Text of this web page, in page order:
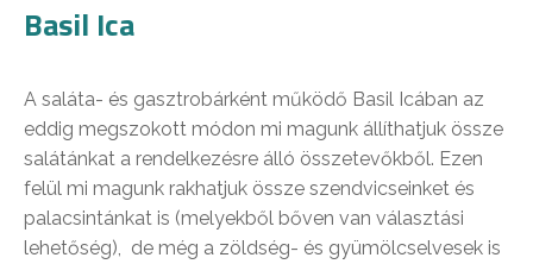
Basil Ica
A saláta- és gasztrobárként működő Basil Icában az
eddig megszokott módon mi magunk állíthatjuk össze
salátánkat a rendelkezésre álló összetevőkből. Ezen
felül mi magunk rakhatjuk össze szendvicseinket és
palacsintánkat is (melyekből bőven van választási
lehetőség), de még a zöldség- és gyümölcselvesek is